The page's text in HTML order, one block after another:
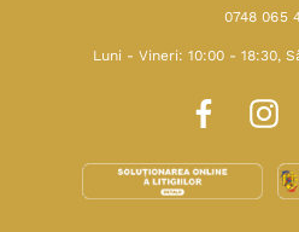
0748 065
Luni - Vineri: 10:00 - 18:30,